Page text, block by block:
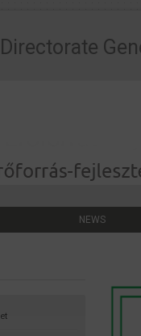
NEWS